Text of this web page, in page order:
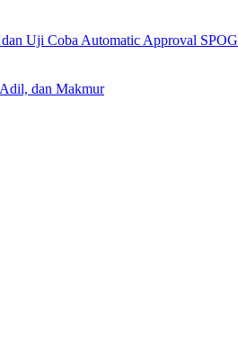
Uji Coba Automatic Approval SPOG
dan Makmur